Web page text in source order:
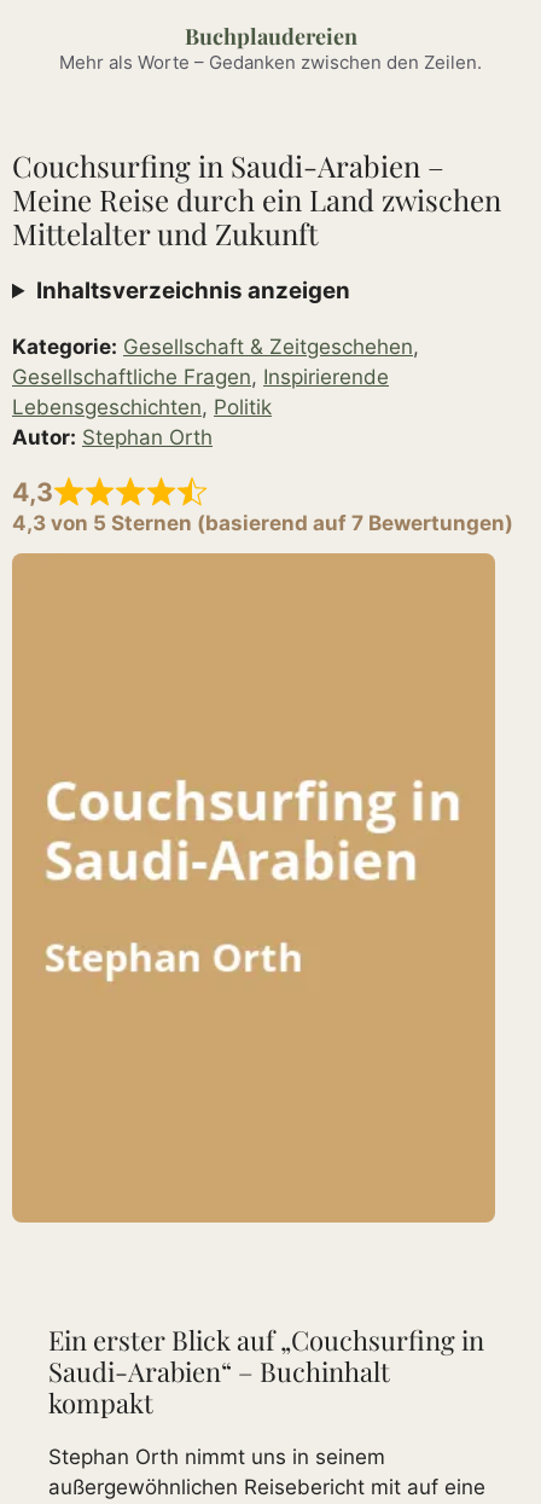
springen
Buchplaudereien
Mehr als Worte – Gedanken zwischen den Zeilen.
Couchsurfing in Saudi-Arabien –
Meine Reise durch ein Land zwischen
Mittelalter und Zukunft
Inhaltsverzeichnis anzeigen
Kategorie: Gesellschaft & Zeitgeschehen,
Gesellschaftliche Fragen, Inspirierende
Lebensgeschichten, Politik
Autor: Stephan Orth
4,3
4,3 von 5 Sternen (basierend auf 7 Bewertungen)
Ein erster Blick auf „Couchsurfing in
Saudi-Arabien“ – Buchinhalt
kompakt
Stephan Orth nimmt uns in seinem
außergewöhnlichen Reisebericht mit auf eine